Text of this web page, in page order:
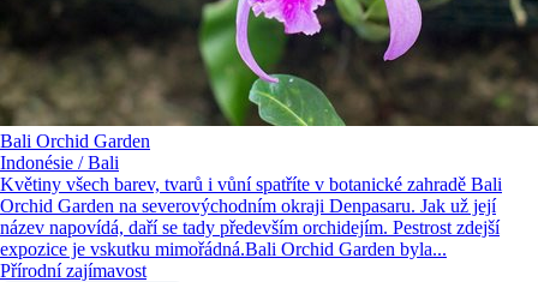
Bali Orchid Garden
Indonésie / Bali
Květiny všech barev, tvarů i vůní spatříte v botanické zahradě Bali
Orchid Garden na severovýchodním okraji Denpasaru. Jak už její
název napovídá, daří se tady především orchidejím. Pestrost zdejší
expozice je vskutku mimořádná.Bali Orchid Garden byla...
Přírodní zajímavost